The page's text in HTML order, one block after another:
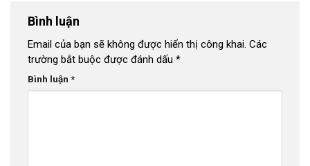
Bình luận
Email của bạn sẽ không được hiển thị công khai. Các
trường bắt buộc được đánh dấu *
Bình luận *